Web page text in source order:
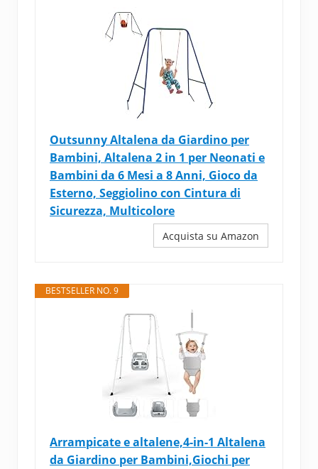
Outsunny Altalena da Giardino per
Bambini, Altalena 2 in 1 per Neonati e
Bambini da 6 Mesi a 8 Anni, Gioco da
Esterno, Seggiolino con Cintura di
Sicurezza, Multicolore
Acquista su Amazon
BESTSELLER NO. 9
Arrampicate e altalene,4-in-1 Altalena
da Giardino per Bambini,Giochi per